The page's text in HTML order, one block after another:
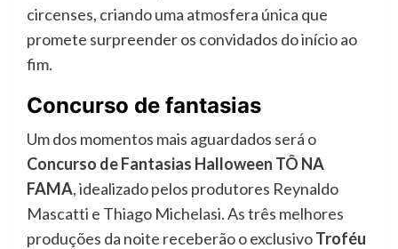
circenses, criando uma atmosfera única que
promete surpreender os convidados do início ao
fim.
Concurso de fantasias
Um dos momentos mais aguardados será o
Concurso de Fantasias Halloween TÔ NA
FAMA, idealizado pelos produtores Reynaldo
Mascatti e Thiago Michelasi. As três melhores
produções da noite receberão o exclusivoTroféu